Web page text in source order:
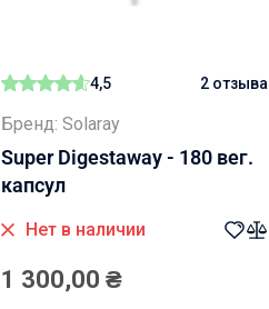
4,5 2 отзыва
Бренд: Solaray
Super Digestaway - 180 вег.
капсул
Нет в наличии
1 300,00 ₴